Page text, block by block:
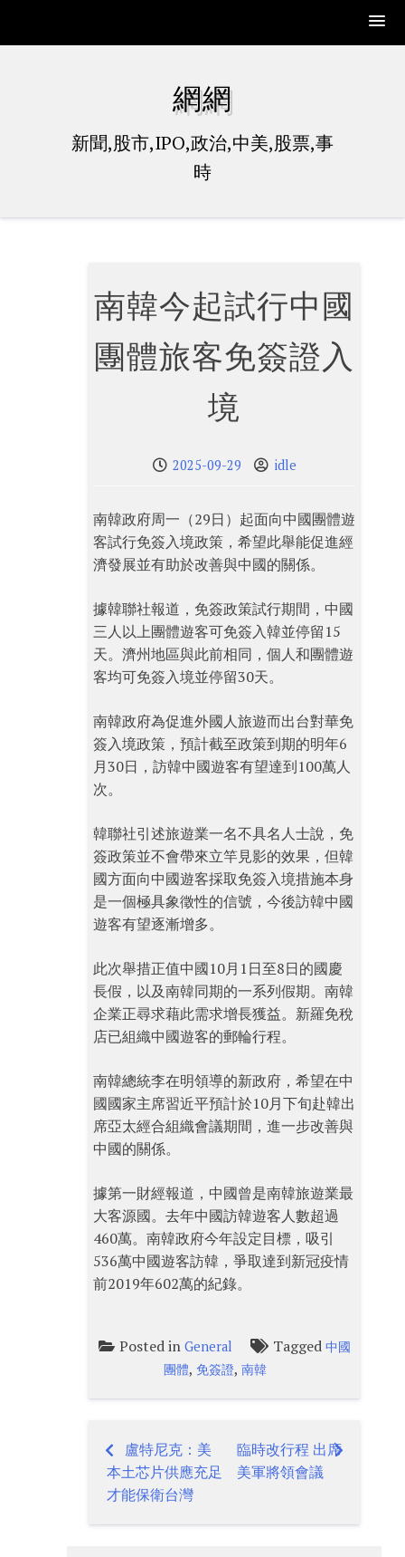
網網
新聞,股市,IPO,政治,中美,股票,事
時
南韓今起試行中國
團體旅客免簽證入
境
2025-09-29 idle
南韓政府周一（29日）起面向中國團體遊
客試行免簽入境政策，希望此舉能促進經
濟發展並有助於改善與中國的關係。
據韓聯社報道，免簽政策試行期間，中國
三人以上團體遊客可免簽入韓並停留15
天。濟州地區與此前相同，個人和團體遊
客均可免簽入境並停留30天。
南韓政府為促進外國人旅遊而出台對華免
簽入境政策，預計截至政策到期的明年6
月30日，訪韓中國遊客有望達到100萬人
次。
韓聯社引述旅遊業一名不具名人士說，免
簽政策並不會帶來立竿見影的效果，但韓
國方面向中國遊客採取免簽入境措施本身
是一個極具象徵性的信號，今後訪韓中國
遊客有望逐漸增多。
此次舉措正值中國10月1日至8日的國慶
長假，以及南韓同期的一系列假期。南韓
企業正尋求藉此需求增長獲益。新羅免稅
店已組織中國遊客的郵輪行程。
南韓總統李在明領導的新政府，希望在中
國國家主席習近平預計於10月下旬赴韓出
席亞太經合組織會議期間，進一步改善與
中國的關係。
據第一財經報道，中國曾是南韓旅遊業最
大客源國。去年中國訪韓遊客人數超過
460萬。南韓政府今年設定目標，吸引
536萬中國遊客訪韓，爭取達到新冠疫情
前2019年602萬的紀錄。
Posted in General Tagged 中國
團體,免簽證,南韓
Post
navigation
盧特尼克：美
本土芯片供應充足
才能保衛台灣
臨時改行程 出席
美軍將領會議